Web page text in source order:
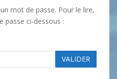
mot de passe. Pour le lire,
passe ci-dessous :
VALIDER